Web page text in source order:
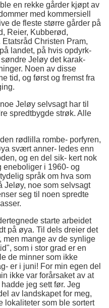
en rekke gårder kjøpt av
med kommersiell
de fleste større gårder på
Reier, Kubberød,
Christen Pram,
landet, på hvis opdyrk-
Jeløy det karak-
Noen av disse
tid, og først og fremst fra
Jeløy selvsagt har til
spredtbygde strøk. Alle
rødlilla rombe- porfyren,
svært anner- ledes enn
og en del sik- kert nok
eneboliger i 1960- og
språk om hva som
Jeløy, noe som selvsagt
seg til noen spredte
starte arbeidet
på øya. Til dels dreier det
men mange av de synlige
som i stor grad er en
de minner som ikke
er i juni! For min egen del
ikke var forårsaket av at
jeg sett før. Jeg
av landskapet for meg,
lokaliteter som ble sortert